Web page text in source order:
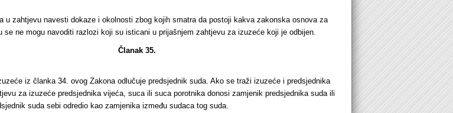
u zahtjevu navesti dokaze i okolnosti zbog kojih smatra da postoji kakva zakonska osnova za
se ne mogu navoditi razlozi koji su isticani u prijašnjem zahtjevu za izuzeće koji je odbijen.
Članak 35.
iz članka 34. ovog Zakona odlučuje predsjednik suda. Ako se traži izuzeće i predsjednika
za izuzeće predsjednika vijeća, suca ili suca porotnika donosi zamjenik predsjednika suda ili
suda sebi odredio kao zamjenika između sudaca tog suda.